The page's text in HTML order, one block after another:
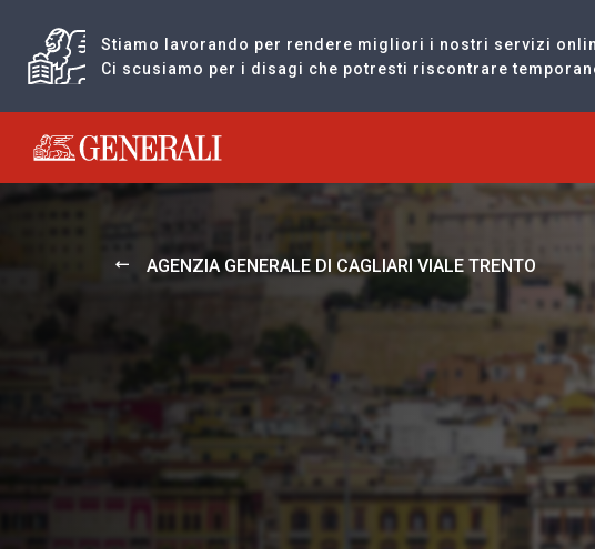
Stiamo lavorando per rendere migliori i nostri servizi
Ci scusiamo per i disagi che potresti riscontrare
Generali logo
AGENZIA GENERALE DI CAGLIARI VIALE TRENTO